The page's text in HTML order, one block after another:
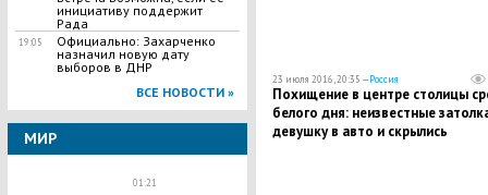
инициативу поддержит
Рада
19:05
Официально: Захарченко
назначил новую дату
выборов в ДНР
ВСЕ НОВОСТИ »
МИР
01:21
23 июля 2016, 20:35 —Россия
Похищение в центре столицы
белого дня: неизвестные
девушку в авто и скрылись